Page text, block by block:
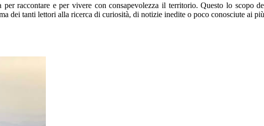
raccontare e per vivere con consapevolezza il territorio. Questo lo scopo
dei tanti lettori alla ricerca di curiosità, di notizie inedite o poco conosciute ai